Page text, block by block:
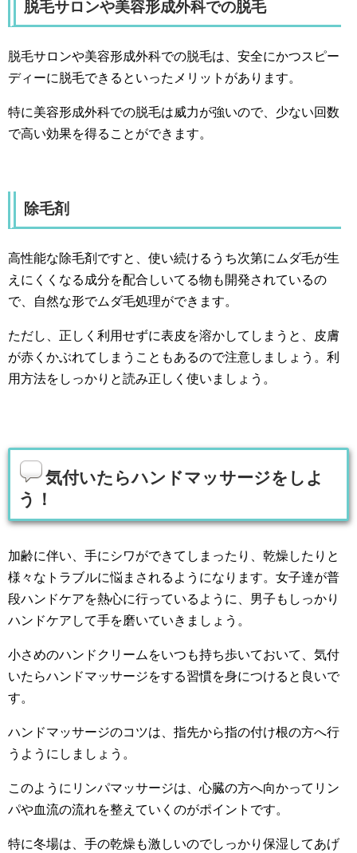
脱毛サロンや美容形成外科での脱毛
脱毛サロンや美容形成外科での脱毛は、安全にかつスピー
ディーに脱毛できるといったメリットがあります。
特に美容形成外科での脱毛は威力が強いので、少ない回数
で高い効果を得ることができます。
除毛剤
高性能な除毛剤ですと、使い続けるうち次第にムダ毛が生
えにくくなる成分を配合しいてる物も開発されているの
で、自然な形でムダ毛処理ができます。
ただし、正しく利用せずに表皮を溶かしてしまうと、皮膚
が赤くかぶれてしまうこともあるので注意しましょう。利
用方法をしっかりと読み正しく使いましょう。
気付いたらハンドマッサージをしよ
う！
加齢に伴い、手にシワができてしまったり、乾燥したりと
様々なトラブルに悩まされるようになります。女子達が普
段ハンドケアを熱心に行っているように、男子もしっかり
ハンドケアして手を磨いていきましょう。
小さめのハンドクリームをいつも持ち歩いておいて、気付
いたらハンドマッサージをする習慣を身につけると良いで
す。
ハンドマッサージのコツは、指先から指の付け根の方へ行
うようにしましょう。
このようにリンパマッサージは、心臓の方へ向かってリン
パや血流の流れを整えていくのがポイントです。
特に冬場は、手の乾燥も激しいのでしっかり保湿してあげ